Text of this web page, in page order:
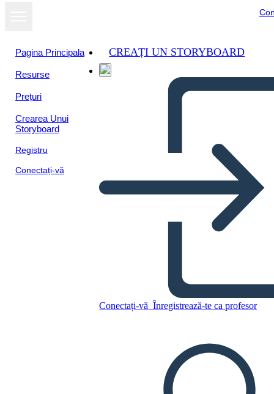
Pagina Principala
Resurse
Prețuri
Crearea Unui
Storyboard
Registru
Conectați-vă
CREAȚI UN STORYBOARD
Conectați-vă Înregistrează-te ca profesor
Antica Cina Accesa
Connessione
Copiați acest Storyboard
CREAȚI UN STORYBOARD
REDAȚI PREZENTAREA DE DIAPOZITIVE